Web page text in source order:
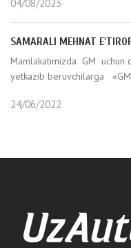
04/08/2023
SAMARALI MEHNAT
Mamlakatimizda GM uchun
yetkazib beruvchilarga
24/06/2022